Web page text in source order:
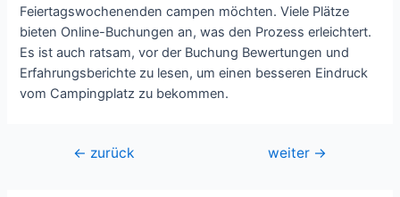
Feiertagswochenenden campen möchten. Viele Plätze
bieten Online-Buchungen an, was den Prozess erleichtert.
Es ist auch ratsam, vor der Buchung Bewertungen und
Erfahrungsberichte zu lesen, um einen besseren Eindruck
vom Campingplatz zu bekommen.
Beitragsnavigation
← zurück weiter →